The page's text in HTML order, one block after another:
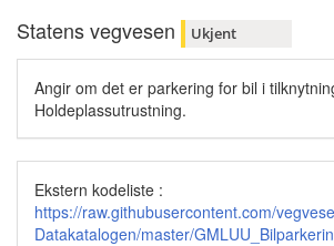
Statens vegvesen Ukjent
Angir om det er parkering for bil i
Holdeplassutrustning.
Ekstern kodeliste :
https://raw.githubusercontent.com/
Datakatalogen/master/